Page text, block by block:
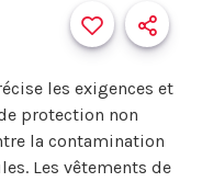
les exigences et
protection non
la contamination
Les vêtements de